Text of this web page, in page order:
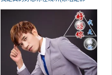
力)，幸福《不听》勿评勿礼演唱点
播:349次